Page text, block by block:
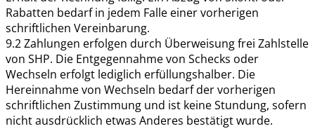
Rabatten bedarf in jedem Falle einer vorherigen
schriftlichen Vereinbarung.
9.2 Zahlungen erfolgen durch Überweisung frei Zahlstelle
von SHP. Die Entgegennahme von Schecks oder
Wechseln erfolgt lediglich erfüllungshalber. Die
Hereinnahme von Wechseln bedarf der vorherigen
schriftlichen Zustimmung und ist keine Stundung, sofern
nicht ausdrücklich etwas Anderes bestätigt wurde.